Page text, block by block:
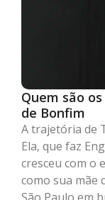
Quem são
de Bonfim
A trajetória de
Ela, que faz
cresceu com o
como sua mãe